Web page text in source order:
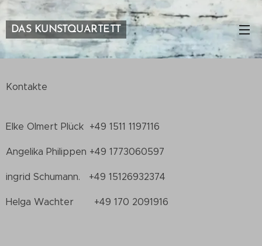
DAS KUNSTQUARTETT
Kontakte
Elke Olmert Plück +49 1511 1197116
Angelika Philippen +49 1773060597
ingrid Schumann. +49 15126932374
Helga Wachter +49 170 2091916